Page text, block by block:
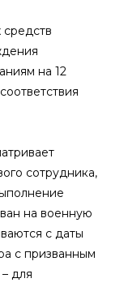
на 12
сотрудника,
на военную
с даты
с призванным
для